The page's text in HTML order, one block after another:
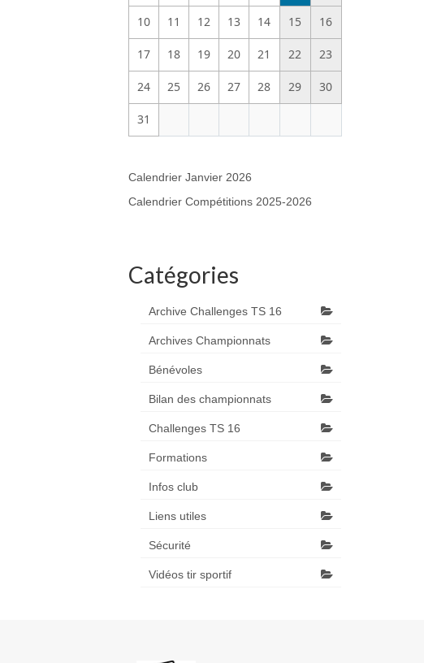
10 11 12 13 14 15 16
17 18 19 20 21 22 23
24 25 26 27 28 29 30
31
Calendrier Janvier 2026
Calendrier Compétitions 2025-2026
Catégories
Archive Challenges TS 16
Archives Championnats
Bénévoles
Bilan des championnats
Challenges TS 16
Formations
Infos club
Liens utiles
Sécurité
Vidéos tir sportif